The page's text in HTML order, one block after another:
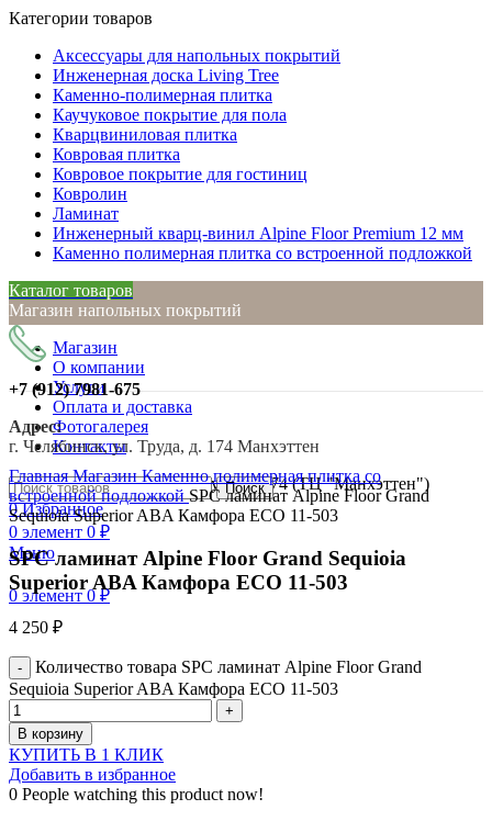
Категории товаров
Аксессуары для напольных покрытий
Инженерная доска Living Tree
Каменно-полимерная плитка
Каучуковое покрытие для пола
Кварцвиниловая плитка
Ковровая плитка
Ковровое покрытие для гостиниц
Ковролин
Ламинат
Инженерный кварц-винил Alpine Floor Premium 12 мм
Каменно полимерная плитка со встроенной подложкой
Каталог товаров
Магазин напольных покрытий
Магазин
О компании
Услуги
Оплата и доставка
Фотогалерея
Контакты
г. Челябинск, ул. Труда, д. 174 (ТЦ "Манхэттен")
+7 (912)7981-675
Адрес:
г. Челябинск, ул. Труда, д. 174 Манхэттен
Поиск
0Избранное
0 элемент 0 ₽
Меню
0элемент 0₽
Нажмите, чтобы увеличить
ГлавнаяМагазинКаменно полимерная плитка со
встроенной подложкойSPC ламинат Alpine Floor Grand
Sequioia Superior ABA Камфора ECO 11-503
SPC ламинат Alpine Floor Grand Sequioia
Superior ABA Камфора ECO 11-503
4 250 ₽
Количество товара SPC ламинат Alpine Floor Grand
Sequioia Superior ABA Камфора ECO 11-503
В корзину
КУПИТЬ В 1 КЛИК
Добавить в избранное
0 People watching this product now!